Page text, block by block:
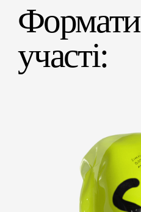
Формати
участі: